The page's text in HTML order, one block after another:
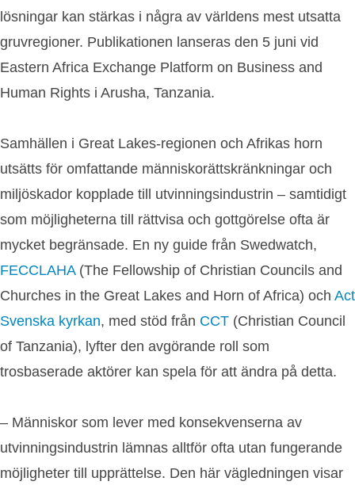
lösningar kan stärkas i några av världens mest utsatta
gruvregioner. Publikationen lanseras den 5 juni vid
Eastern Africa Exchange Platform on Business and
Human Rights i Arusha, Tanzania.
Samhällen i Great Lakes-regionen och Afrikas horn
utsätts för omfattande människorättskränkningar och
miljöskador kopplade till utvinningsindustrin – samtidigt
som möjligheterna till rättvisa och gottgörelse ofta är
mycket begränsade. En ny guide från Swedwatch,
FECCLAHA(The Fellowship of Christian Councils and
Churches in the Great Lakes and Horn of Africa) och Act
Svenska kyrkan, med stöd från CCT (Christian Council
of Tanzania), lyfter den avgörande roll som
trosbaserade aktörer kan spela för att ändra på detta.
– Människor som lever med konsekvenserna av
utvinningsindustrin lämnas alltför ofta utan fungerande
möjligheter till upprättelse. Den här vägledningen visar